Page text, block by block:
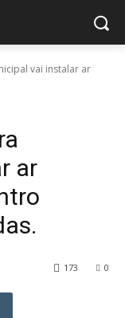
vai instalar ar
ar
0
173